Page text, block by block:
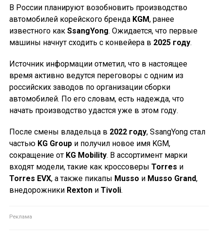
В России планируют возобновить производство
автомобилей корейского бренда KGM, ранее
известного как SsangYong. Ожидается, что первые
машины начнут сходить с конвейера в 2025 году.
Источник информации отметил, что в настоящее
время активно ведутся переговоры с одним из
российских заводов по организации сборки
автомобилей. По его словам, есть надежда, что
начать производство удастся уже в этом году.
После смены владельца в 2022 году, SsangYong стал
частью KG Groupи получил новое имя KGM,
сокращение от KG Mobility. В ассортимент марки
входят модели, такие как кроссоверы Torres и
Torres EVX, а также пикапы Musso и Musso Grand,
внедорожники Rextonи Tivoli.